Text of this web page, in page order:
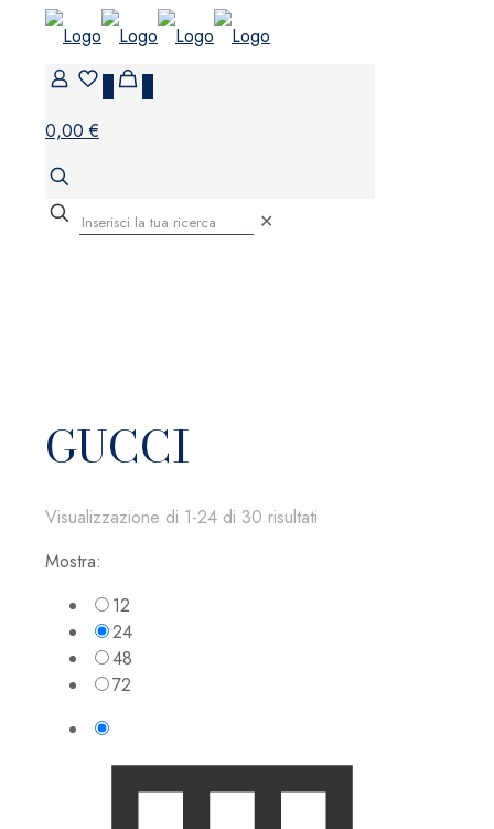
0,00 €
✕
GUCCI
Visualizzazione di 1-24 di 30 risultati
Mostra:
12
24
48
72